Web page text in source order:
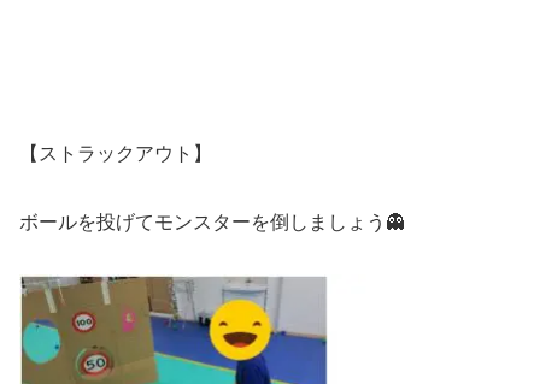
【ストラックアウト】
ボールを投げてモンスターを倒しましょう👻